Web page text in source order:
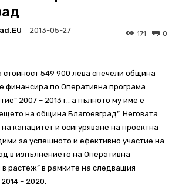
2013-05-27 0
171
549 900 лева спечели община
финансира по Оперативна програма
2007 – 2013 г., а пълното му име е
на община Благоевград”. Неговата
капацитет и осигуряване на проектна
за успешното и ефективно участие на
в изпълнението на Оперативна
в растеж” в рамките на следващия
– 2020.